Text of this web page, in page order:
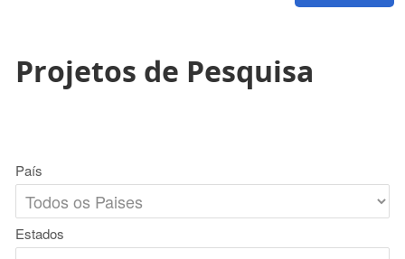
Projetos de Pesquisa
País
Estados